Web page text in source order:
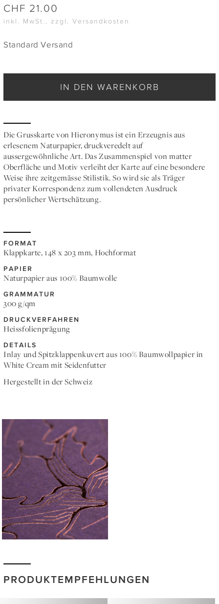
CHF 21.00
inkl. MwSt., zzgl. Versandkosten
Standard Versand
IN DEN WARENKORB
Die Grusskarte von Hieronymus ist ein Erzeugnis aus
erlesenem Naturpapier, druckveredelt auf
aussergewöhnliche Art. Das Zusammenspiel von matter
Oberfläche und Motiv verleiht der Karte auf eine besondere
Weise ihre zeitgemässe Stilistik. So wird sie als Träger
privater Korrespondenz zum vollendeten Ausdruck
persönlicher Wertschätzung.
FORMAT
Klappkarte, 148 x 203 mm, Hochformat
PAPIER
Naturpapier aus 100% Baumwolle
GRAMMATUR
300 g/qm
DRUCKVERFAHREN
Heissfolienprägung
DETAILS
Inlay und Spitzklappenkuvert aus 100% Baumwollpapier in
White Cream mit Seidenfutter
Hergestellt in der Schweiz
PRODUKTEMPFEHLUNGEN